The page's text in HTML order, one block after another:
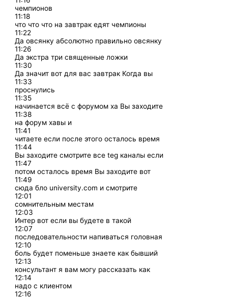
чемпионов
11:18
что что что на завтрак едят чемпионы
11:22
Да овсянку абсолютно правильно овсянку
11:26
Да экстра три священные ложки
11:30
Да значит вот для вас завтрак Когда вы
11:33
проснулись
11:35
начинается всё с форумом ха Вы заходите
11:38
на форум хавы и
11:41
читаете если после этого осталось время
11:44
Вы заходите смотрите все teg каналы если
11:47
потом осталось время Вы заходите вот
11:49
сюда бло university.com и смотрите
12:01
сомнительным местам
12:03
Интер вот если вы будете в такой
12:07
последовательности напиваться головная
12:10
боль будет поменьше знаете как бывший
12:13
консультант я вам могу рассказать как
12:14
надо с клиентом
12:16